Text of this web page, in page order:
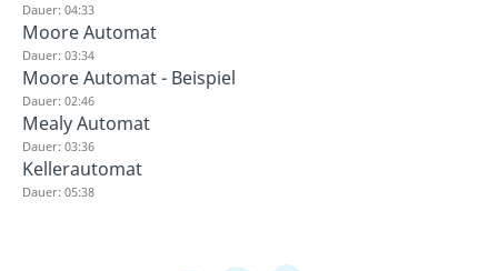
Dauer: 04:33
Moore Automat
Dauer: 03:34
Moore Automat - Beispiel
Dauer: 02:46
Mealy Automat
Dauer: 03:36
Kellerautomat
Dauer: 05:38